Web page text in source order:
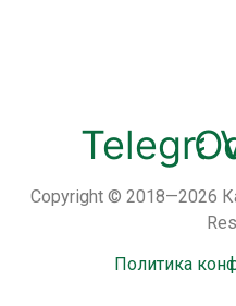
Copyright © 2018—2026
Политика